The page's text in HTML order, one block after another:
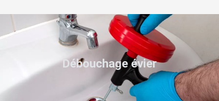
Débouchage évier